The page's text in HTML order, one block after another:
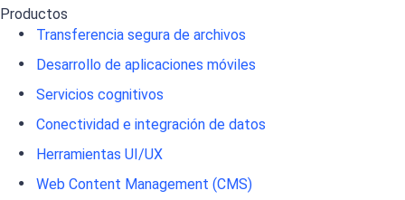
Productos
Transferencia segura de archivos
Desarrollo de aplicaciones móviles
Servicios cognitivos
Conectividad e integración de datos
Herramientas UI/UX
Web Content Management (CMS)